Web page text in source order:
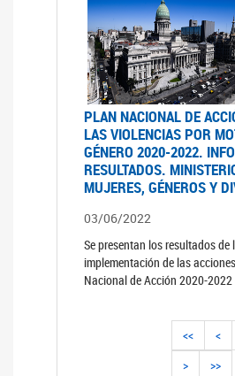
PLAN NACIONAL DE
LAS VIOLENCIAS POR
GÉNERO 2020-2022.
RESULTADOS.
MUJERES, GÉNEROS Y
03/06/2022
Se presentan los resultados de
implementación de las
Nacional de Acción 2020-2022
<< <
>
>>